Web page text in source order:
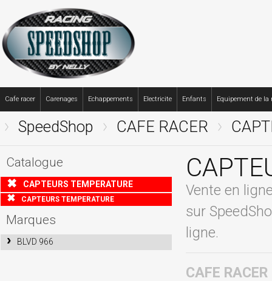
Cafe racer Carenages Echappements Electricite Enfants Equipement de la
SpeedShop CAFE RACER
Catalogue
CAPTEURS TEMPERATURE
CAPTEURS TEMPERATURE
Marques
BLVD 966
Vente en
sur
ligne.
CAFE